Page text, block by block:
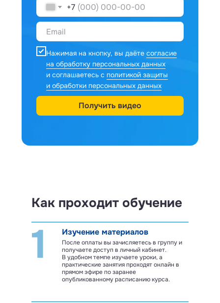
+7
Нажимая на кнопку, вы даёте согласие
на обработку персональных данных
и соглашаетесь с политикой защиты
и обработки персональных данных
Получить видео
Как проходит обучение
Изучение материалов
После оплаты вы зачисляетесь в группу и
получаете доступ в личный кабинет.
В удобном темпе изучаете уроки, а
практические занятия проходят онлайн в
прямом эфире по заранее
опубликованному расписанию курса.
1